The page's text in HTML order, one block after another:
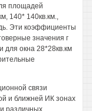
площадей
140* 140кв.км.,
Эти коэффициенты
значения г
для окна 28*28кв.км
связи
и ближней ИК зонах
различных